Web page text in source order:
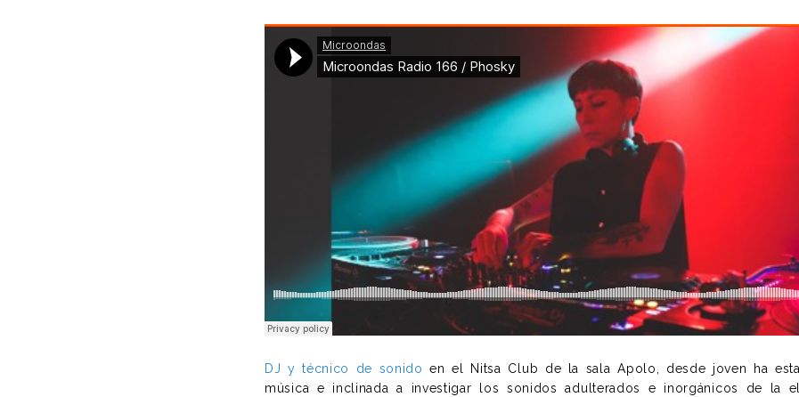
DJ y técnico de sonido en el Nitsa Club de la sala Apolo, desde joven ha
música e inclinada a investigar los sonidos adulterados e inorgánicos de la